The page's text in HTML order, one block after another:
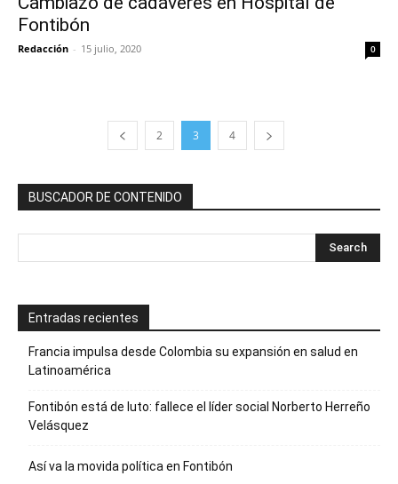
Fontibón
Redacción - 15 julio, 2020 0
2 3 4
BUSCADOR DE CONTENIDO
Entradas recientes
Francia impulsa desde Colombia su expansión en salud en
Latinoamérica
Fontibón está de luto: fallece el líder social Norberto Herreño
Velásquez
Así va la movida política en Fontibón